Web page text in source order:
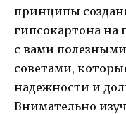
принципы
гипсокартона на
с вами
советами,
надежности и
Внимательно